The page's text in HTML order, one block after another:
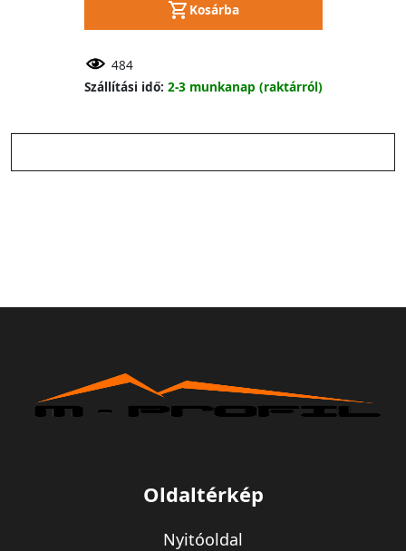
Kosárba
484
Szállítási idő: 2-3 munkanap (raktárról)
Oldaltérkép
Nyitóoldal